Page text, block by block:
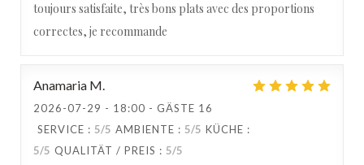
toujours satisfaite, très bons plats avec des proportions
correctes, je recommande
Anamaria M
2026-07-29 - 18:00 - GÄSTE 16
SERVICE : 5/5 AMBIENTE : 5/5 KÜCHE :
5/5 QUALITÄT / PREIS : 5/5